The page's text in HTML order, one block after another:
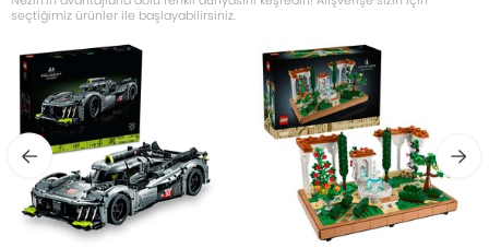
seçtiğimiz ürünler ile başlayabilirsiniz.